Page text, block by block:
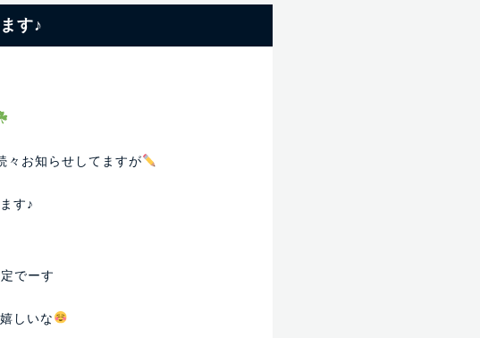
す♪
お知らせしてますが
す♪
でーす
しいな